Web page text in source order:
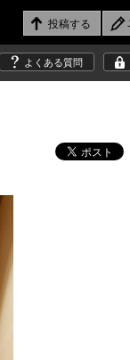
よくある質問